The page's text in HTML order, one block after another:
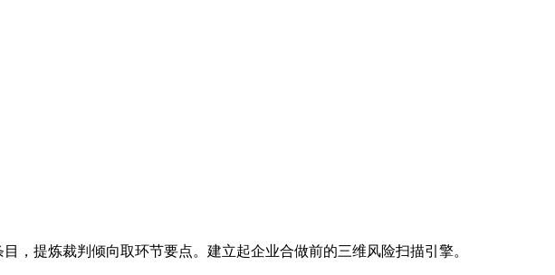
，提炼裁判倾向取环节要点。建立起企业合做前的三维风险扫描引擎。